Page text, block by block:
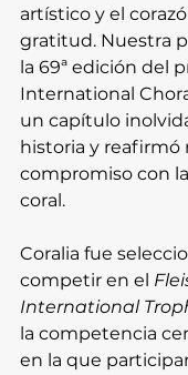
artístico y el
gratitud. Nuestra
la 69ª edición del
International
un capítulo
historia y reafirmó
compromiso con
coral.
Coralia fue
competir en el
International
la competencia
en la que